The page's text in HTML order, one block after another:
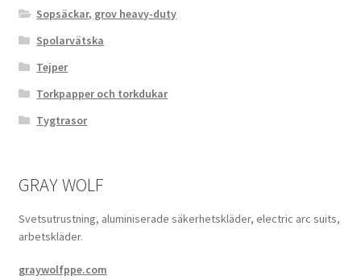
Sopsäckar, grov heavy-duty
Spolarvätska
Tejper
Torkpapper och torkdukar
Tygtrasor
GRAY WOLF
Svetsutrustning, aluminiserade säkerhetskläder, electric arc suits,
arbetskläder.
graywolfppe.com